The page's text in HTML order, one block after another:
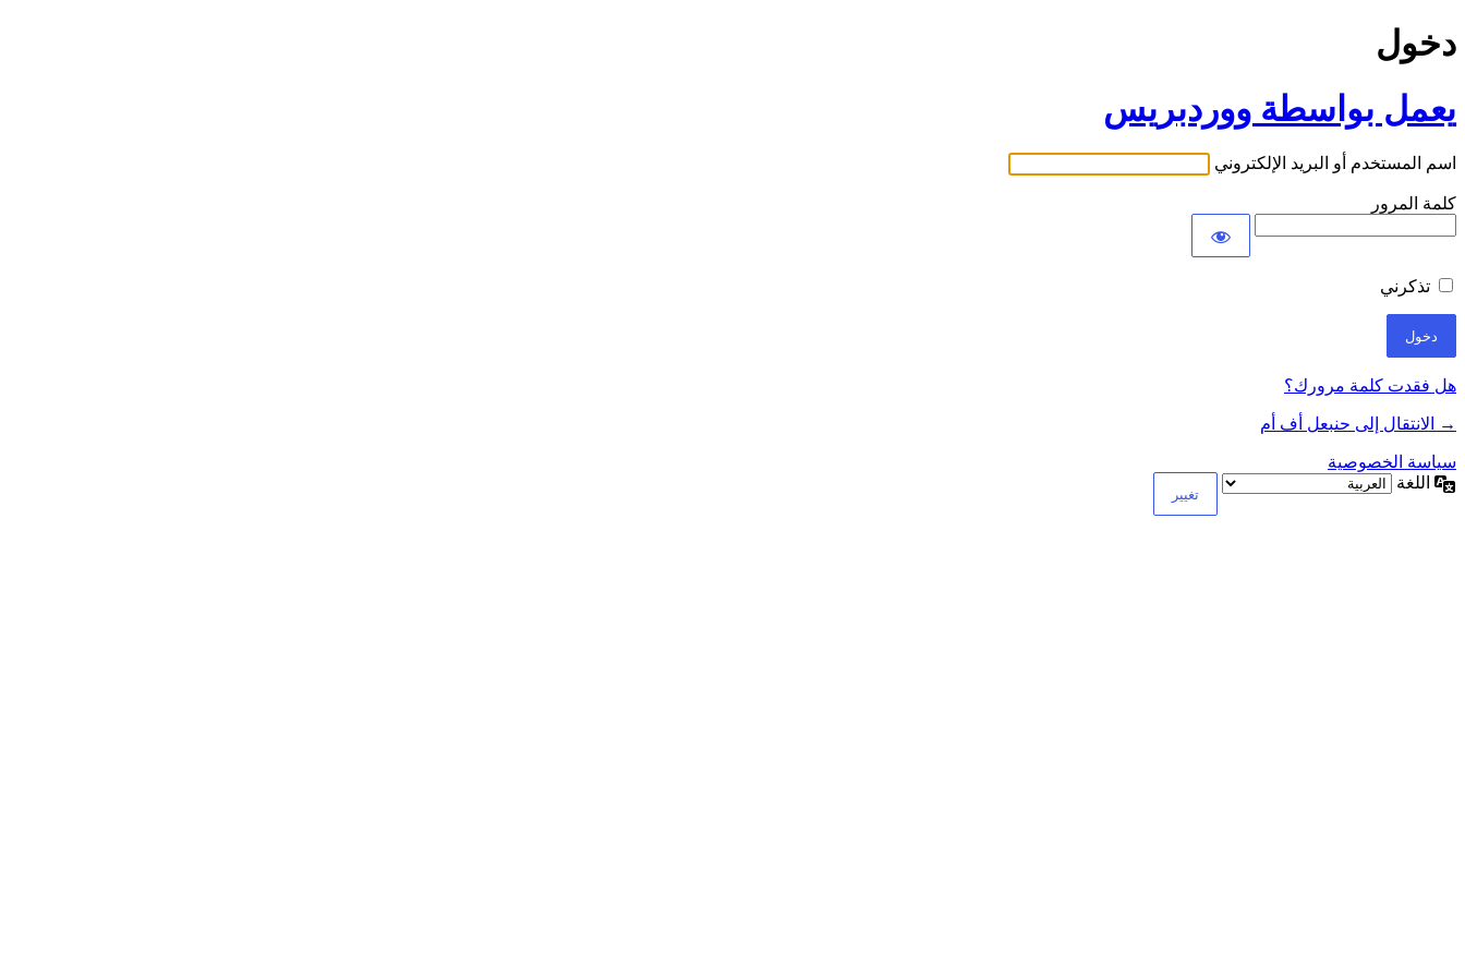
دخول
يعمل بواسطة ووردبريس
اسم المستخدم أو البريد الإلكتروني
كلمة المرور
تذكرني
هل فقدت كلمة مرورك؟
→ الانتقال إلى حنبعل أف أم
سياسة الخصوصية
اللغة